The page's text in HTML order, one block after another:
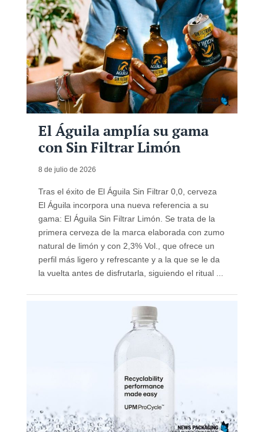
El Águila amplía su gama
con Sin Filtrar Limón
8 de julio de 2026
Tras el éxito de El Águila Sin Filtrar 0,0, cerveza
El Águila incorpora una nueva referencia a su
gama: El Águila Sin Filtrar Limón. Se trata de la
primera cerveza de la marca elaborada con zumo
natural de limón y con 2,3% Vol., que ofrece un
perfil más ligero y refrescante y a la que se le da
la vuelta antes de disfrutarla, siguiendo el ritual ...